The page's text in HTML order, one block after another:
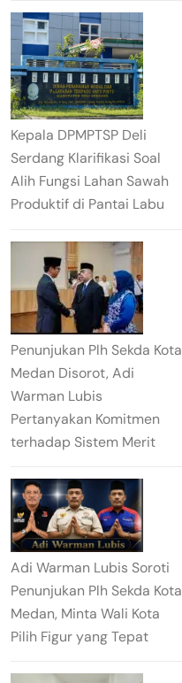
Kepala DPMPTSP Deli
Serdang Klarifikasi Soal
Alih Fungsi Lahan Sawah
Produktif di Pantai Labu
Penunjukan Plh Sekda Kota
Medan Disorot, Adi
Warman Lubis
Pertanyakan Komitmen
terhadap Sistem Merit
Adi Warman Lubis Soroti
Penunjukan Plh Sekda Kota
Medan, Minta Wali Kota
Pilih Figur yang Tepat